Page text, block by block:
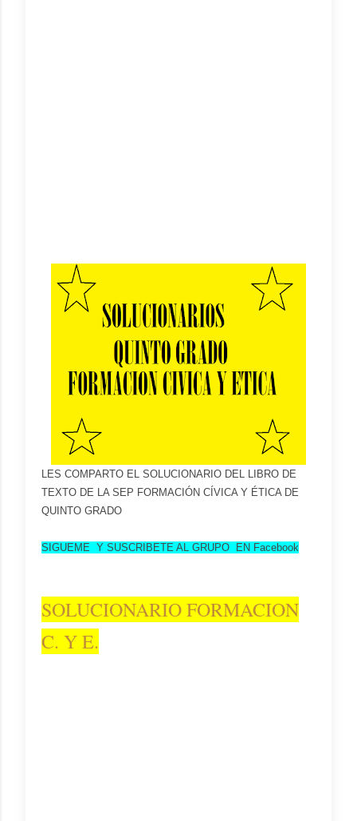
LES COMPARTO EL SOLUCIONARIO DEL LIBRO DE
TEXTO DE LA SEP FORMACIÓN CÍVICA Y ÉTICA DE
QUINTO GRADO
SIGUEME Y SUSCRIBETE AL GRUPO EN Facebook
SOLUCIONARIO FORMACION
C. Y E.